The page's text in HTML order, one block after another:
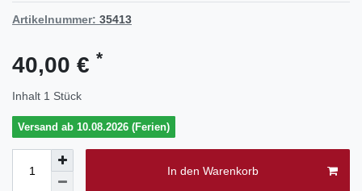
Artikelnummer: 35413
40,00 € *
Inhalt 1 Stück
Versand ab 10.08.2026 (Ferien)
In den Warenkorb